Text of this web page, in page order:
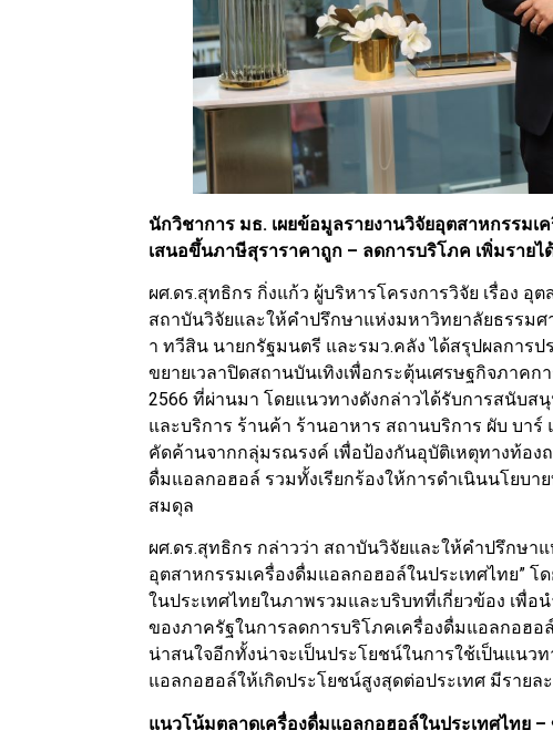
นักวิชาการ มธ. เผยข้อมูลรายงานวิจัยอุตสาหกรรม
เสนอขึ้นภาษีสุราราคาถูก – ลดการบริโภค เพิ่มราย
ผศ.ดร.สุทธิกร กิ่งแก้ว ผู้บริหารโครงการวิจัย เรื่อง
สถาบันวิจัยและให้คำปรึกษาแห่งมหาวิทยาลัยธรรมศ
า ทวีสิน นายกรัฐมนตรี และรมว.คลัง ได้สรุปผลการ
ขยายเวลาปิดสถานบันเทิงเพื่อกระตุ้นเศรษฐกิจภาค
2566 ที่ผ่านมา โดยแนวทางดังกล่าวได้รับการสนับส
และบริการ ร้านค้า ร้านอาหาร สถานบริการ ผับ บา
คัดค้านจากกลุ่มรณรงค์ เพื่อป้องกันอุบัติเหตุทางท้อ
ดื่มแอลกอฮอล์ รวมทั้งเรียกร้องให้การดำเนินนโยบ
สมดุล
ผศ.ดร.สุทธิกร กล่าวว่า สถาบันวิจัยและให้คำปรึกษา
อุตสาหกรรมเครื่องดื่มแอลกอฮอล์ในประเทศไทย”
ในประเทศไทยในภาพรวมและบริบทที่เกี่ยวข้อง เพื่
ของภาครัฐในการลดการบริโภคเครื่องดื่มแอลกอฮ
น่าสนใจอีกทั้งน่าจะเป็นประโยชน์ในการใช้เป็นแนว
แอลกอฮอล์ให้เกิดประโยชน์สูงสุดต่อประเทศ มีรายล
แนวโน้มตลาดเครื่องดื่มแอลกอฮอล์ในประเทศไทย